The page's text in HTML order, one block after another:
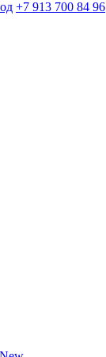
+7 913 700 84 96